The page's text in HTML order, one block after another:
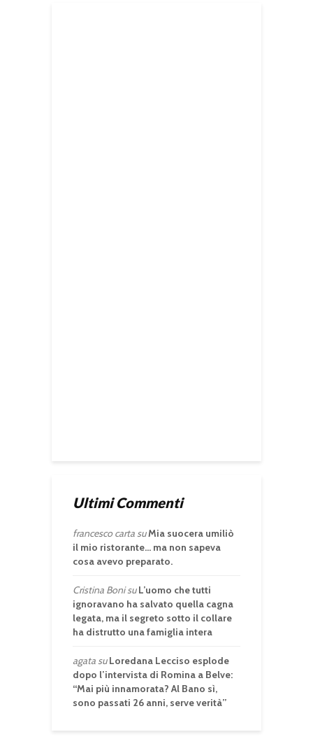
Ultimi Commenti
francesco cartasuMia suocera umiliò
il mio ristorante… ma non sapeva
cosa avevo preparato.
Cristina BonisuL’uomo che tutti
ignoravano ha salvato quella cagna
legata, ma il segreto sotto il collare
ha distrutto una famiglia intera
agatasuLoredana Lecciso esplode
dopo l’intervista di Romina a Belve:
“Mai più innamorata? Al Bano sì,
sono passati 26 anni, serve verità”